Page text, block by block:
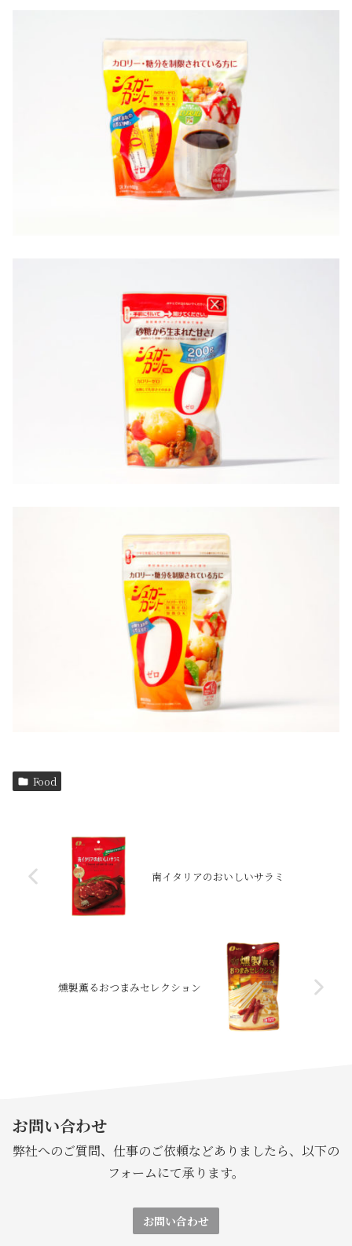
Food
南イタリアのおいしいサラミ
燻製薫るおつまみセレクション
お問い合わせ
弊社へのご質問、仕事のご依頼などありましたら、以下の
フォームにて承ります。
お問い合わせ